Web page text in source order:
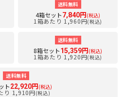
送料無料
4箱セット7,840円 (税込)
1箱あたり 1,960円(税込)
送料無料
8箱セット15,359円 (税込)
1箱あたり 1,920円(税込)
送料無料
ト22,920円 (税込)
り 1,910円(税込)